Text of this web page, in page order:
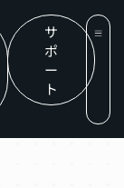
サ
ポ
ー
ト